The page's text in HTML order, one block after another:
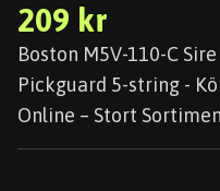
209 kr
Boston M5V-110-C
Pickguard 5-string -
Online – Stort